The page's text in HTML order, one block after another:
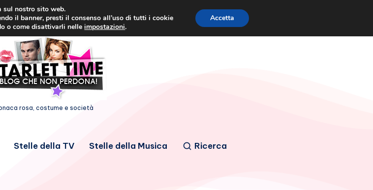
rosa, costume e società
Stelle della TV Stelle della Musica Ricerca
sul nostro sito web.
il banner, presti il consenso all’uso di tutti i cookie
o come disattivarli nelleimpostazioni.
Accetta